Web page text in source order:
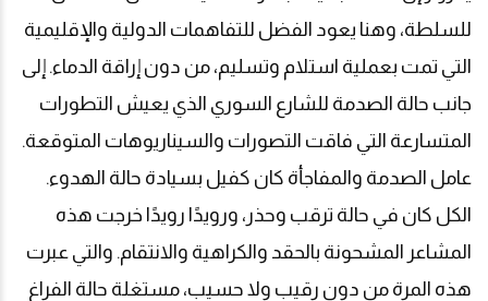
للسلطة، وهنا يعود الفضل للتفاهمات الدولية والإقليمية
التي تمت بعملية استلام وتسليم، من دون إراقة الدماء. إلى
جانب حالة الصدمة للشارع السوري الذي يعيش التطورات
المتسارعة التي فاقت التصورات والسيناريوهات المتوقعة.
عامل الصدمة والمفاجأة كان كفيل بسيادة حالة الهدوء.
الكل كان في حالة ترقب وحذر، ورويدًا رويدًا خرجت هذه
المشاعر المشحونة بالحقد والكراهية والانتقام. والتي عبرت
هذه المرة من دون رقيب ولا حسيب، مستغلة حالة الفراغ